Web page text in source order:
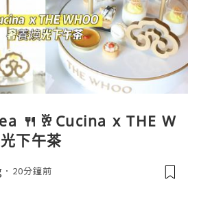
🍴🥂Cucina x THE W
下午茶
20分鐘前